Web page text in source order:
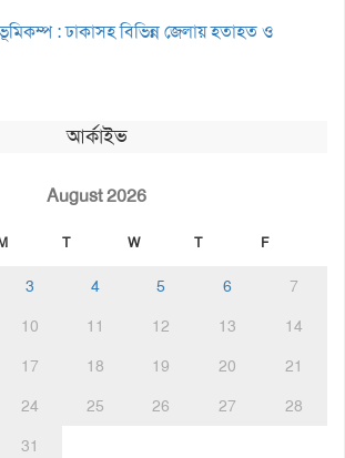
: ঢাকাসহ বিভিন্ন জেলায় হতাহত ও
আর্কাইভ
August 2026
T W T F
3 4 5 6
7
10 11 12 13
14
17 18 19 20
21
24 25 26 27
28
31